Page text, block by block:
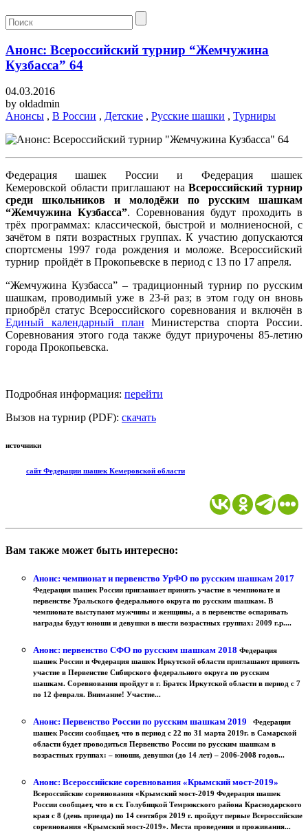
Анонс: Всероссийский турнир “Жемчужина
Кузбасса” 64
04.03.2016
by oldadmin
Анонсы , В России , Детские , Русские шашки , Турниры
Федерация шашек России и Федерация шашек
Кемеровской области приглашают наВсероссийский турнир
среди школьников и молодёжи по русским шашкам
“Жемчужина Кузбасса”. Соревнования будут проходить в
трёх программах: классической, быстрой и молниеносной, с
зачётом в пяти возрастных группах. К участию допускаются
спортсмены 1997 года рождения и моложе. Всероссийский
турнир пройдёт в Прокопьевске в период с 13 по 17 апреля.
“Жемчужина Кузбасса” – традиционный турнир по русским
шашкам, проводимый уже в 23-й раз; в этом году он вновь
приобрёл статус Всероссийского соревнования и включён в
Единый календарный план Министерства спорта России.
Соревнования этого года также будут приурочены 85-летию
города Прокопьевска.
Подробная информация: перейти
Вызов на турнир (PDF): скачать
источники
сайт Федерации шашек Кемеровской области
Вам также может быть интересно:
Анонс: чемпионат и первенство УрФО по русским шашкам 2017
Федерация шашек России приглашает принять участие в чемпионате и
первенстве Уральского федерального округа по русским шашкам. В
чемпионате выступают мужчины и женщины, а в первенстве оспаривать
награды будут юноши и девушки в шести возрастных группах: 2009 г.р....
Анонс: первенство СФО по русским шашкам 2018 Федерация
шашек России и Федерация шашек Иркутской области приглашают принять
участие в Первенстве Сибирского федерального округа по русским
шашкам. Соревнования пройдут в г. Братск Иркутской области в период с 7
по 12 февраля. Внимание! Участие...
Анонс: Первенство России по русским шашкам 2019
Федерация
шашек России сообщает, что в период с 22 по 31 марта 2019г. в Самарской
области будет проводиться Первенство России по русским шашкам в
возрастных группах: – юноши, девушки (до 14 лет) – 2006-2008 годов...
Анонс: Всероссийские соревнования «Крымский мост-2019»
Всероссийские соревнования «Крымский мост-2019 Федерация шашек
России сообщает, что в ст. Голубицкой Темрюкского района Краснодарского
края с 8 (день приезда) по 14 сентября 2019 г. пройдут первые Всероссийские
соревнования «Крымский мост-2019». Места проведения и проживания...